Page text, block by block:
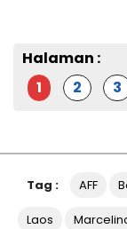
Halaman :
1
2 3
Tag : AFF
Laos